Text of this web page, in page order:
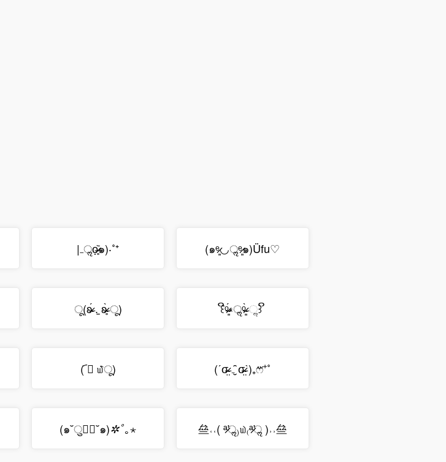
|₋ॢọ̶̶̷̥᷅๑)‧˚⁺ (๑ᵉ̷͈◡ॢᵉ̷͈๑)Üfu♡
ू(ʚ̴̶̷́ .̠ ʚ̴̶̷̥̀ ू) ꒰ີᵒ̴̶̷͈́༝ॢᵒ̴̶̷͈̀ ૢ꒱ ິ
( ︠ु ௰︡ू) (ˊσ̴̶̷̤ ₋̮̑ σ̴̶̷̤ˋ)₊ෆ⃛⁺˚
(๑˘ु⑅ू˘๑)✲ﾟ｡⋆ 亝˓˓( ª̷̛ॢ₎௰₍ª̷̛ॢ )˒˒亝